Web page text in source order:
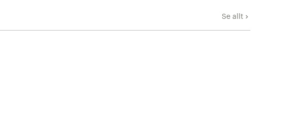
Se allt keyboard_arrow_right